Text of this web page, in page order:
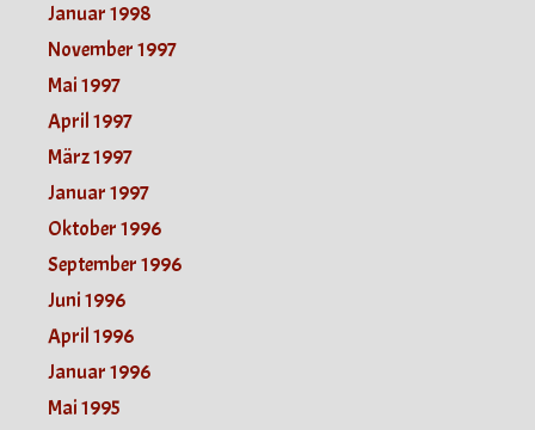
Januar 1998
November 1997
Mai 1997
April 1997
März 1997
Januar 1997
Oktober 1996
September 1996
Juni 1996
April 1996
Januar 1996
Mai 1995